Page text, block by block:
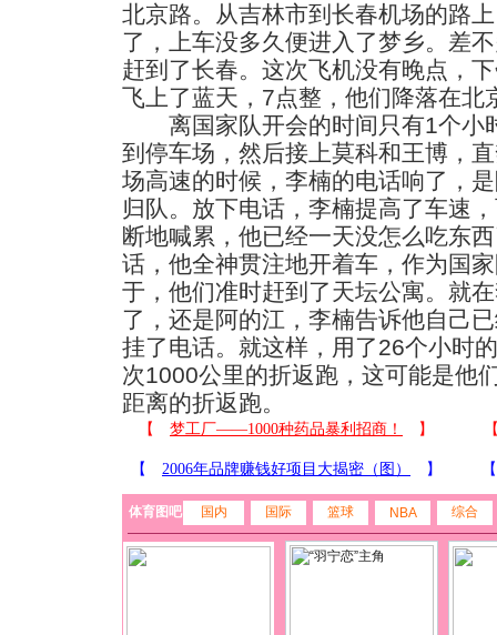
北京路。从吉林市到长春机场的路
了，上车没多久便进入了梦乡。差
赶到了长春。这次飞机没有晚点，
飞上了蓝天，7点整，他们降落在北
离国家队开会的时间只有1个小
到停车场，然后接上莫科和王博，
场高速的时候，李楠的电话响了，
归队。放下电话，李楠提高了车速
断地喊累，他已经一天没怎么吃东
话，他全神贯注地开着车，作为国
于，他们准时赶到了天坛公寓。就
了，还是阿的江，李楠告诉他自己
挂了电话。就这样，用了26个小时
次1000公里的折返跑，这可能是他
距离的折返跑。
体育图吧 国内 国际 篮球 NBA 综合